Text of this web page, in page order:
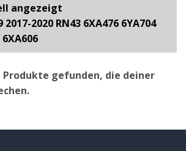
angezeigt
2020 RN43 6XA476 6YA704
6XA606
Produkte gefunden, die deiner